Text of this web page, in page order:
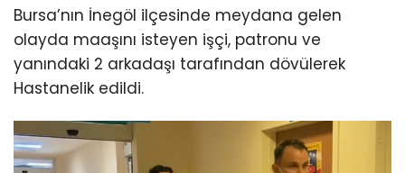
Bursa’nın İnegöl ilçesinde meydana gelen
olayda maaşını isteyen işçi, patronu ve
yanındaki 2 arkadaşı tarafından dövülerek
Hastanelik edildi.